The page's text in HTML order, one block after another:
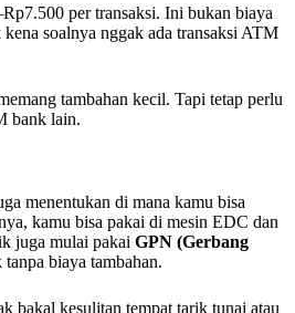
per transaksi. Ini bukan biaya
soalnya nggak ada transaksi ATM
tambahan kecil. Tapi tetap perlu
bank lain.
menentukan di mana kamu bisa
kamu bisa pakai di mesin EDC dan
juga mulai pakai GPN (Gerbang
biaya tambahan.
bakal kesulitan tempat tarik tunai atau